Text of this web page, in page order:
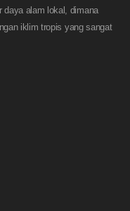
daya alam lokal, dimana
iklim tropis yang sangat